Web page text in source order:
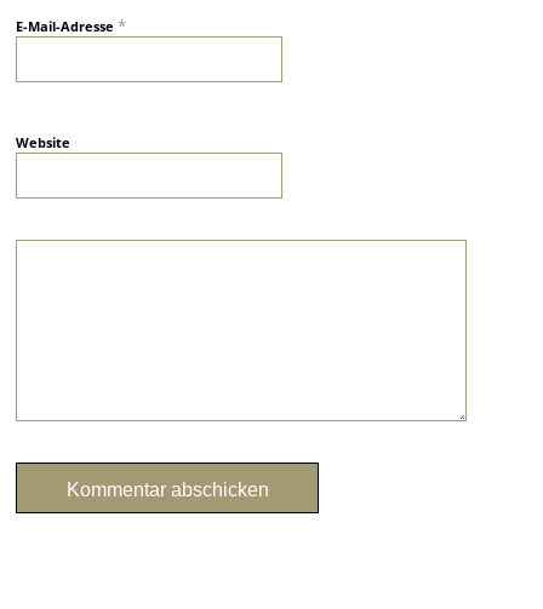
E-Mail-Adresse*
Website